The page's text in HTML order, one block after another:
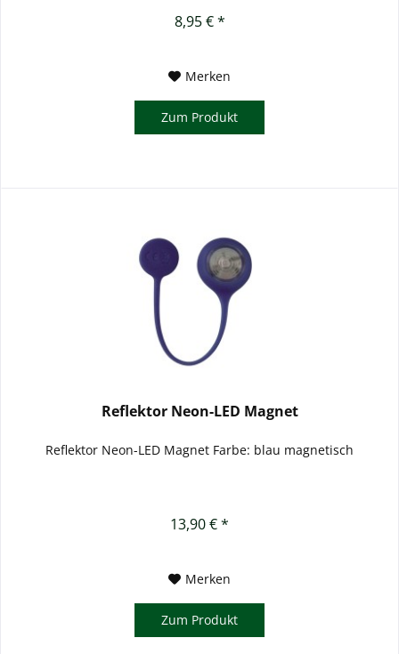
8,95 € *
Merken
Zum Produkt
Reflektor Neon-LED Magnet
Reflektor Neon-LED Magnet Farbe: blau magnetisch
13,90 € *
Merken
Zum Produkt